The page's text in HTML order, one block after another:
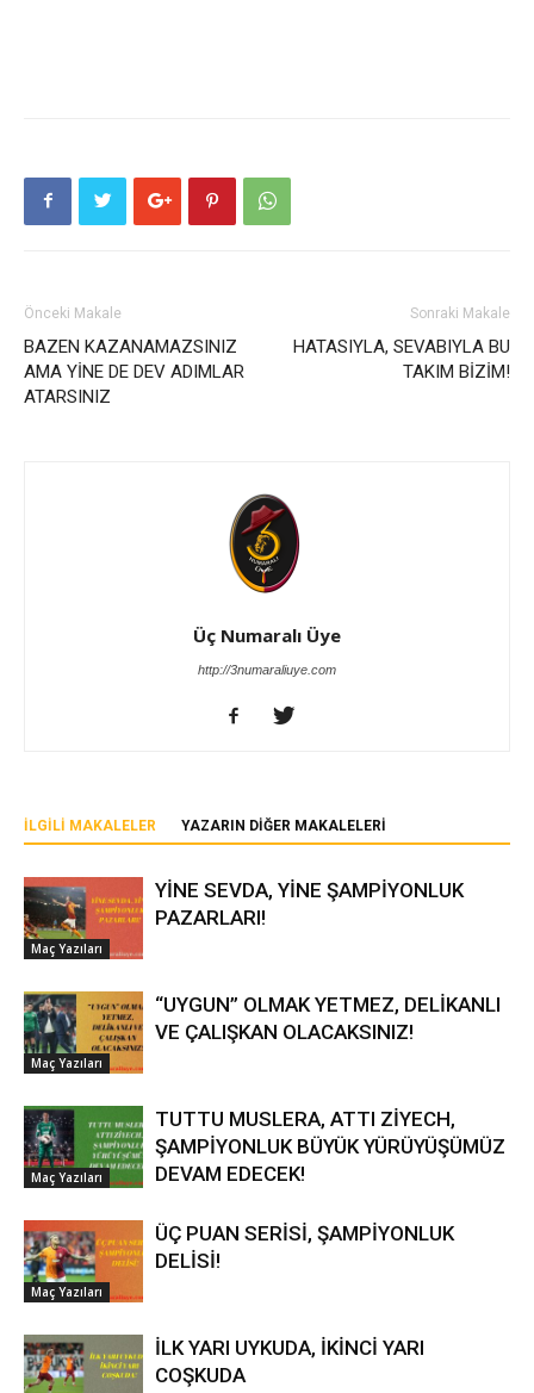
Önceki Makale
BAZEN KAZANAMAZSINIZ
AMA YİNE DE DEV ADIMLAR
ATARSINIZ
Sonraki Makale
HATASIYLA, SEVABIYLA BU
TAKIM BİZİM!
Üç Numaralı Üye
http://3numaraliuye.com
İLGILI MAKALELER YAZARIN DIĞER MAKALELERI
Maç Yazıları
YİNE SEVDA, YİNE ŞAMPİYONLUK
PAZARLARI!
Maç Yazıları
“UYGUN” OLMAK YETMEZ, DELİKANLI
VE ÇALIŞKAN OLACAKSINIZ!
Maç Yazıları
TUTTU MUSLERA, ATTI ZİYECH,
ŞAMPİYONLUK BÜYÜK YÜRÜYÜŞÜMÜZ
DEVAM EDECEK!
Maç Yazıları
ÜÇ PUAN SERİSİ, ŞAMPİYONLUK
DELİSİ!
İLK YARI UYKUDA, İKİNCİ YARI
COŞKUDA